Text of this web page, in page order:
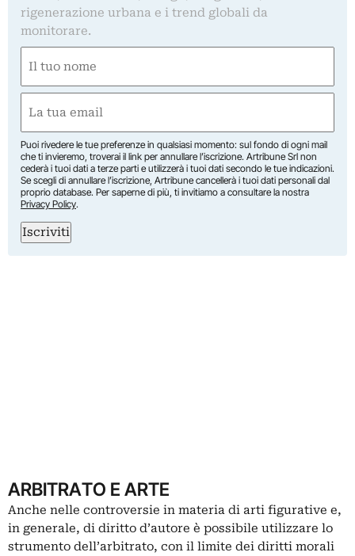
rigenerazione urbana e i trend globali da
monitorare.
(Required)
First
(Required)
Puoi rivedere le tue preferenze in qualsiasi momento: sul fondo di ogni mail
che ti invieremo, troverai il link per annullare l’iscrizione. Artribune Srl non
cederà i tuoi dati a terze parti e utilizzerà i tuoi dati secondo le tue indicazioni.
Se scegli di annullare l’iscrizione, Artribune cancellerà i tuoi dati personali dal
proprio database. Per saperne di più, ti invitiamo a consultare la nostra
Privacy Policy.
Iscriviti
ARBITRATO E ARTE
Anche nelle controversie in materia di arti figurative e,
in generale, di diritto d’autore è possibile utilizzare lo
strumento dell’arbitrato, con il limite dei diritti morali